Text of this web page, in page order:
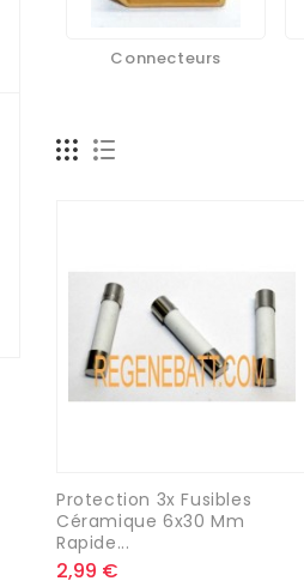
Connecteurs
Protection 3x Fusibles
Céramique 6x30 Mm
Rapide...
2,99 €